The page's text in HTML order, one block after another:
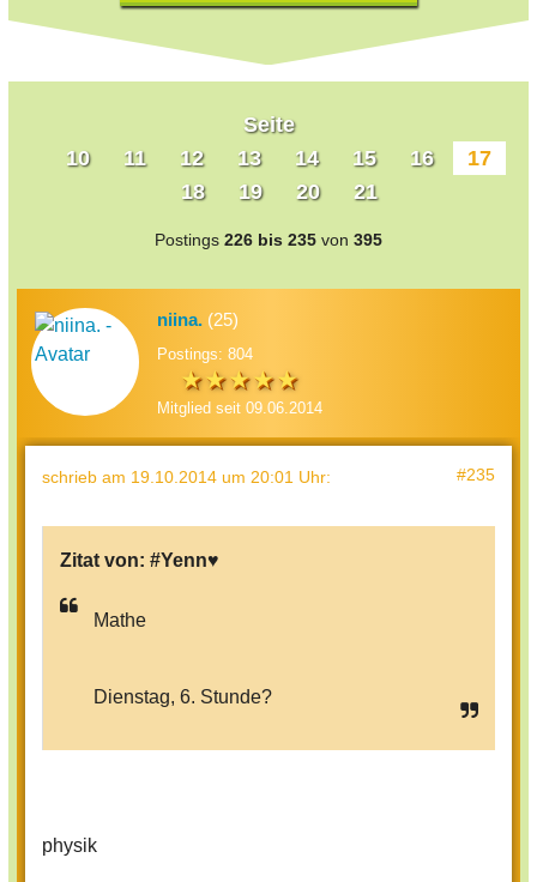
Seite
10
11 12 13 14 15 16
17
18
19 20 21
Postings 226 bis 235 von 395
niina. (25)
Postings: 804
Mitglied seit 09.06.2014
schrieb am 19.10.2014 um 20:01 Uhr: #235
Zitat von: #Yenn♥
Mathe
Dienstag, 6. Stunde?
physik